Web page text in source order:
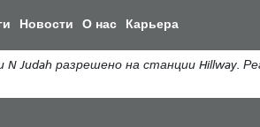
к
общему
содержанию
Новости О нас Карьера
разрешено на станции Hillway.